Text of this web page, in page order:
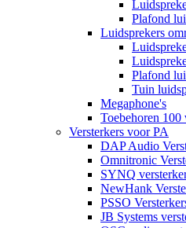
Plafond
Luidsprekers
Plafond
Tuin
Megaphone's
Toebehoren 100
Versterkers voor PA
DAP Audio
Omnitronic
SYNQ
NewHank
PSSO
JB Systems